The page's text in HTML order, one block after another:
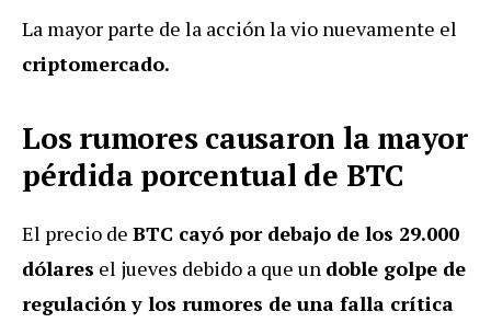
La mayor parte de la acción la vio nuevamente el
criptomercado.
Los rumores causaron la mayor
pérdida porcentual de BTC
El precio de BTC cayó por debajo de los 29.000
dólares el jueves debido a que un doble golpe de
regulación y los rumores de una falla crítica